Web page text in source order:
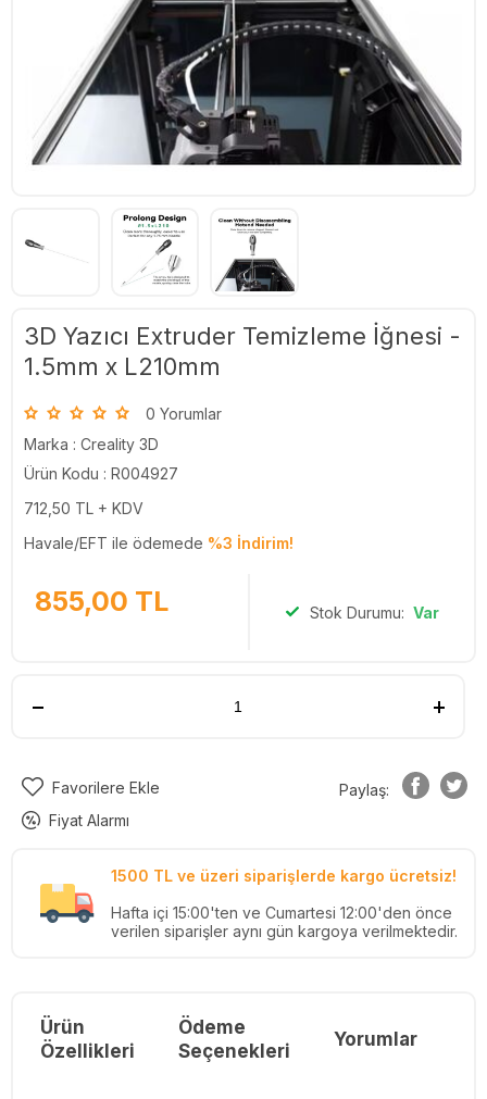
3D Yazıcı Extruder Temizleme İğnesi -
1.5mm x L210mm
0 Yorumlar
Marka : Creality 3D
Ürün Kodu : R004927
712,50 TL + KDV
Havale/EFT ile ödemede %3 İndirim!
855,00 TL Stok Durumu: Var
Favorilere Ekle
Fiyat Alarmı
Paylaş:
1500 TL ve üzeri siparişlerde kargo ücretsiz!
Hafta içi 15:00'ten ve Cumartesi 12:00'den önce
verilen siparişler aynı gün kargoya verilmektedir.
Ürün
Özellikleri
Ödeme
Seçenekleri
Yorumlar